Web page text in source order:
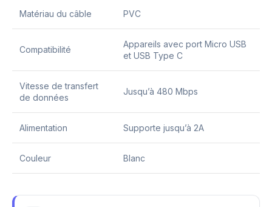
Matériau du câble PVC
Compatibilité
Appareils avec port Micro USB
et USB Type C
Vitesse de transfert
de données
Jusqu’à 480 Mbps
Alimentation Supporte jusqu’à 2A
Couleur Blanc